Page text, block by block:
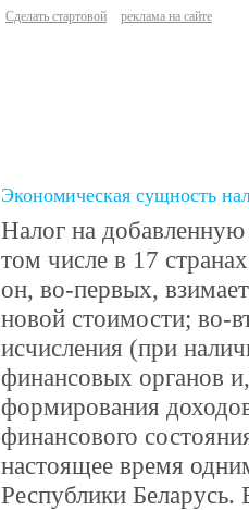
Сделать стартовой реклама на сайте
Экономическая сущность
Налог на добавленную
том числе в 17
он, во-первых,
новой стоимости; во-
исчисления (при
финансовых органов
формирования
финансового
настоящее время
Республики